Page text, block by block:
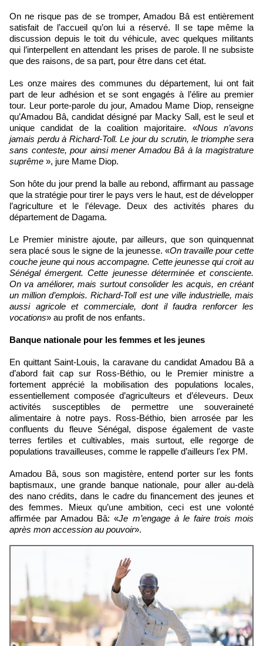
On ne risque pas de se tromper, Amadou Bâ est entièrement
satisfait de l’accueil qu’on lui a réservé. Il se tape même la
discussion depuis le toit du véhicule, avec quelques militants
qui l’interpellent en attendant les prises de parole. Il ne subsiste
que des raisons, de sa part, pour être dans cet état.
Les onze maires des communes du département, lui ont fait
part de leur adhésion et se sont engagés à l’élire au premier
tour. Leur porte-parole du jour, Amadou Mame Diop, renseigne
qu’Amadou Bâ, candidat désigné par Macky Sall, est le seul et
unique candidat de la coalition majoritaire. «Nous n’avons
jamais perdu à Richard-Toll. Le jour du scrutin, le triomphe sera
sans conteste, pour ainsi mener Amadou Bâ à la magistrature
suprême », jure Mame Diop.
Son hôte du jour prend la balle au rebond, affirmant au passage
que la stratégie pour tirer le pays vers le haut, est de développer
l’agriculture et le l’élevage. Deux des activités phares du
département de Dagama.
Le Premier ministre ajoute, par ailleurs, que son quinquennat
sera placé sous le signe de la jeunesse. «On travaille pour cette
couche jeune qui nous accompagne. Cette jeunesse qui croit au
Sénégal émergent. Cette jeunesse déterminée et consciente.
On va améliorer, mais surtout consolider les acquis, en créant
un million d’emplois. Richard-Toll est une ville industrielle, mais
aussi agricole et commerciale, dont il faudra renforcer les
vocations» au profit de nos enfants.
Banque nationale pour les femmes et les jeunes
En quittant Saint-Louis, la caravane du candidat Amadou Bâ a
d’abord fait cap sur Ross-Béthio, ou le Premier ministre a
fortement apprécié la mobilisation des populations locales,
essentiellement composée d’agriculteurs et d’éleveurs. Deux
activités susceptibles de permettre une souveraineté
alimentaire à notre pays. Ross-Béthio, bien arrosée par les
confluents du fleuve Sénégal, dispose également de vaste
terres fertiles et cultivables, mais surtout, elle regorge de
populations travailleuses, comme le rappelle d’ailleurs l'ex PM.
Amadou Bâ, sous son magistère, entend porter sur les fonts
baptismaux, une grande banque nationale, pour aller au-delà
des nano crédits, dans le cadre du financement des jeunes et
des femmes. Mieux qu’une ambition, ceci est une volonté
affirmée par Amadou Bâ: «Je m’engage à le faire trois mois
après mon accession au pouvoir».